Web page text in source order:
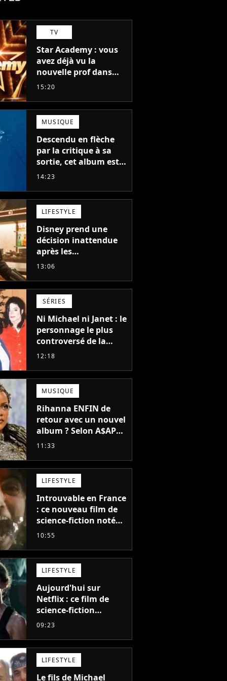
TV
Star Academy : vous
avez déjà vu la
nouvelle prof dans
The Voice et aux
15:20
MUSIQUE
Descendu en flèche
par la critique à sa
sortie, cet album est
en train de devenir le
auteur
14:23
LIFESTYLE
Disney prend une
décision inattendue
après les
"performances
et The Mandalorian &
Grogu au box-office
13:06
SÉRIES
Ni Michael ni Janet : le
personnage le plus
controversé de la
famille Jackson va
propre série
12:18
MUSIQUE
Rihanna ENFIN de
retour avec un nouvel
album ? Selon A$AP
Rocky, "c'est du
11:33
LIFESTYLE
Introuvable en France
: ce nouveau film de
science-fiction noté
55% est décrit comme
l'année"
10:55
LIFESTYLE
Aujourd'hui sur
Netflix : ce film de
science-fiction
totalement oublié est
meilleurs des années
2010
09:23
LIFESTYLE
Le fils de Michael